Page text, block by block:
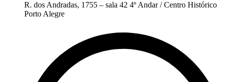
R. dos Andradas, 1755 – sala 42 4º Andar / Centro Histórico
Porto Alegre